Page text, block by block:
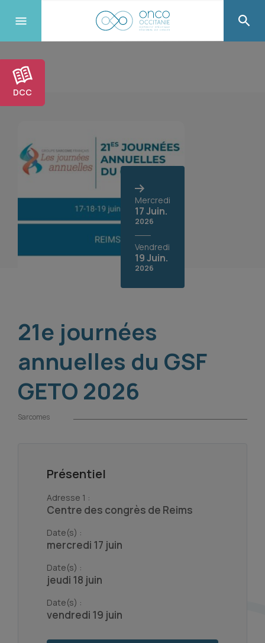
DCC
Mercredi
17 Juin.
2026
Vendredi
19 Juin.
2026
21e journées
annuelles du GSF
GETO 2026
Sarcomes
Présentiel
Adresse 1 :
Centre des congrès de Reims
Date(s) :
mercredi 17 juin
Date(s) :
jeudi 18 juin
Date(s) :
vendredi 19 juin